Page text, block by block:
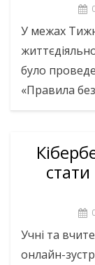
У межах
було
«Правила
Учні та
онлайн-